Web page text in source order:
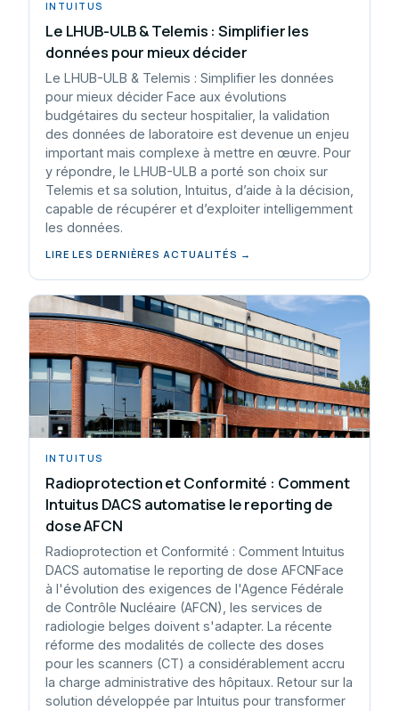
INTUITUS
Le LHUB-ULB & Telemis : Simplifier les
données pour mieux décider
Le LHUB-ULB & Telemis : Simplifier les données
pour mieux décider Face aux évolutions
budgétaires du secteur hospitalier, la validation
des données de laboratoire est devenue un enjeu
important mais complexe à mettre en œuvre. Pour
y répondre, le LHUB-ULB a porté son choix sur
Telemis et sa solution, Intuitus, d’aide à la décision,
capable de récupérer et d’exploiter intelligemment
les données.
LIRE LES DERNIÈRES ACTUALITÉS →
INTUITUS
Radioprotection et Conformité : Comment
Intuitus DACS automatise le reporting de
dose AFCN
Radioprotection et Conformité : Comment Intuitus
DACS automatise le reporting de dose AFCNFace
à l'évolution des exigences de l'Agence Fédérale
de Contrôle Nucléaire (AFCN), les services de
radiologie belges doivent s'adapter. La récente
réforme des modalités de collecte des doses
pour les scanners (CT) a considérablement accru
la charge administrative des hôpitaux. Retour sur la
solution développée par Intuitus pour transformer